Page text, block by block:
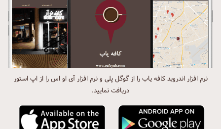
نرم افزار اندروید کافه یاب را از گوگل پلی و نرم افزار آی او اس را از اپ استور
دریافت نمایید.